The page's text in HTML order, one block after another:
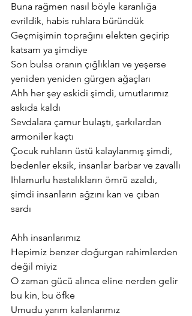
Buna rağmen nasıl böyle karanlığa
evrildik, habis ruhlara büründük
Geçmişimin toprağını elekten geçirip
katsam ya şimdiye
Son bulsa oranın çığlıkları ve yeşerse
yeniden yeniden gürgen ağaçları
Ahh her şey eskidi şimdi, umutlarımız
askıda kaldı
Sevdalara çamur bulaştı, şarkılardan
armoniler kaçtı
Çocuk ruhların üstü kalaylanmış şimdi,
bedenler eksik, insanlar barbar ve zavallı
Ihlamurlu hastalıkların ömrü azaldı,
şimdi insanların ağzını kan ve çıban
sardı
Ahh insanlarımız
Hepimiz benzer doğurgan rahimlerden
değil miyiz
O zaman gücü alınca eline nerden gelir
bu kin, bu öfke
Umudu yarım kalanlarımız